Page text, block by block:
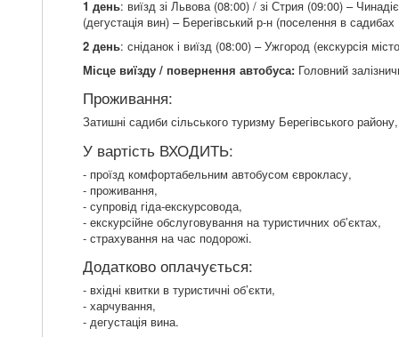
1 день: виїзд зі Львова (08:00) / зі Стрия (09:00) –
(дегустація вин) – Берегівський р-н (поселення в
2 день: сніданок і виїзд (08:00) – Ужгород (екскурсія
Місце виїзду / повернення автобуса: Головний
Проживання:
Затишні садиби сільського туризму Берегівського
У вартість ВХОДИТЬ:
- проїзд комфортабельним автобусом єврокласу,
- проживання,
- супровід гіда-екскурсовода,
- екскурсійне обслуговування на туристичних об’єктах,
- страхування на час подорожі.
Додатково оплачується:
- вхідні квитки в туристичні об’єкти,
- харчування,
- дегустація вина.